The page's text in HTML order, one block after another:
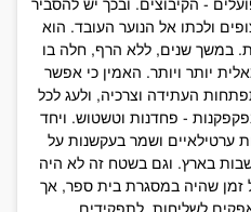
- הקיבוצים. ובכך יש להסביר
ולכתו אל הנוער העובד. הוא
במשך שנים, ללא הרף, חלה בו
יותר ויותר. האמין כי אפשר
העתידה וצרכיה, ולעג לכל
- פחדנות וטשטוש. ויחד
ערטילאיים ושמר בעקשנות על
בארץ. וגם בשטח זה לא היה
זמן שהיה במסגרת בית ספר, אך
לשליחות, לתפקידים.